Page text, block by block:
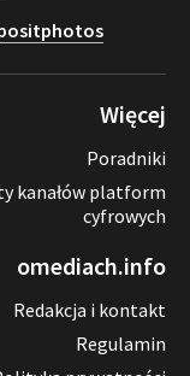
Więcej
Poradniki
kanałów platform
cyfrowych
omediach.info
Redakcja i kontakt
Regulamin